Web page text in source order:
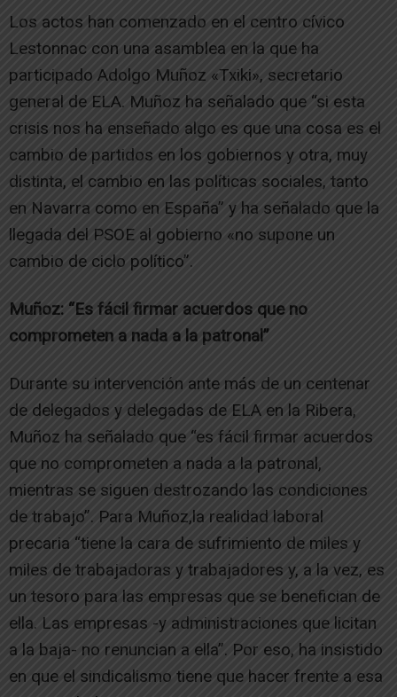
Los actos han comenzado en el centro cívico
Lestonnac con una asamblea en la que ha
participado Adolgo Muñoz «Txiki», secretario
general de ELA. Muñoz ha señalado que “si esta
crisis nos ha enseñado algo es que una cosa es el
cambio de partidos en los gobiernos y otra, muy
distinta, el cambio en las políticas sociales, tanto
en Navarra como en España” y ha señalado que la
llegada del PSOE al gobierno «no supone un
cambio de ciclo político”.
Muñoz: “Es fácil firmar acuerdos que no
comprometen a nada a la patronal”
Durante su intervención ante más de un centenar
de delegados y delegadas de ELA en la Ribera,
Muñoz ha señalado que “es fácil firmar acuerdos
que no comprometen a nada a la patronal,
mientras se siguen destrozando las condiciones
de trabajo”. Para Muñoz,la realidad laboral
precaria “tiene la cara de sufrimiento de miles y
miles de trabajadoras y trabajadores y, a la vez, es
un tesoro para las empresas que se benefician de
ella. Las empresas -y administraciones que licitan
a la baja- no renuncian a ella”. Por eso, ha insistido
en que el sindicalismo tiene que hacer frente a esa